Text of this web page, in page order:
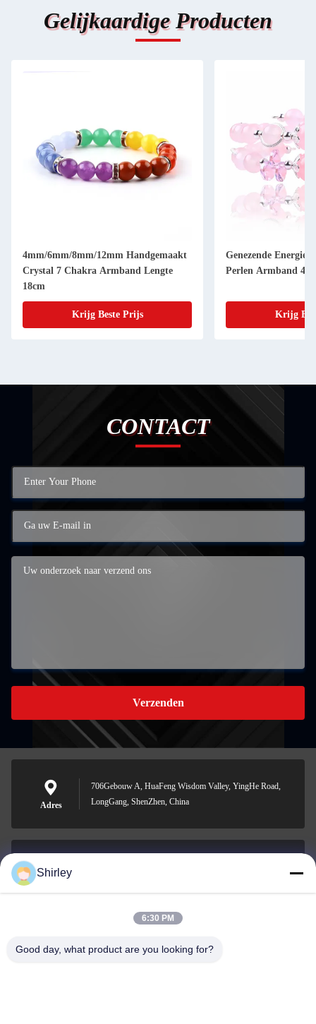
Gelijkaardige Producten
4mm/6mm/8mm/12mm Handgemaakt
Crystal 7 Chakra Armband Lengte
18cm
Krijg Beste Prijs
Genezende Energie
Perlen Armband 4/
Krijg
CONTACT
Verzenden
Adres
706Gebouw A, HuaFeng Wisdom Valley, YingHe Road,
LongGang, ShenZhen, China
0086-18148506772
Shirley
6:30 PM
Good day, what product are you looking for?